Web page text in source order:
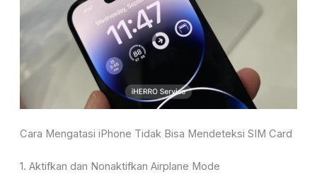
Cara Mengatasi iPhone Tidak Bisa Mendeteksi SIM Card
1. Aktifkan dan Nonaktifkan Airplane Mode